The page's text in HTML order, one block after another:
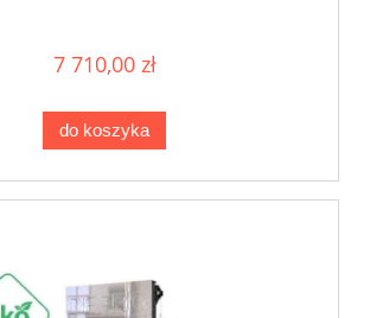
7 710,00 zł
do koszyka